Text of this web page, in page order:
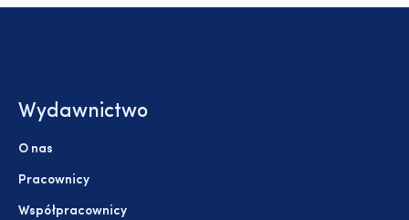
Wydawnictwo
O nas
Pracownicy
Współpracownicy